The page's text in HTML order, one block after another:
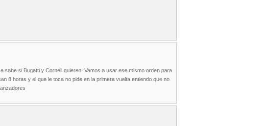
sabe si Bugatti y Cornell quieren. Vamos a usar ese mismo orden para
8 horas y el que le toca no pide en la primera vuelta entiendo que no